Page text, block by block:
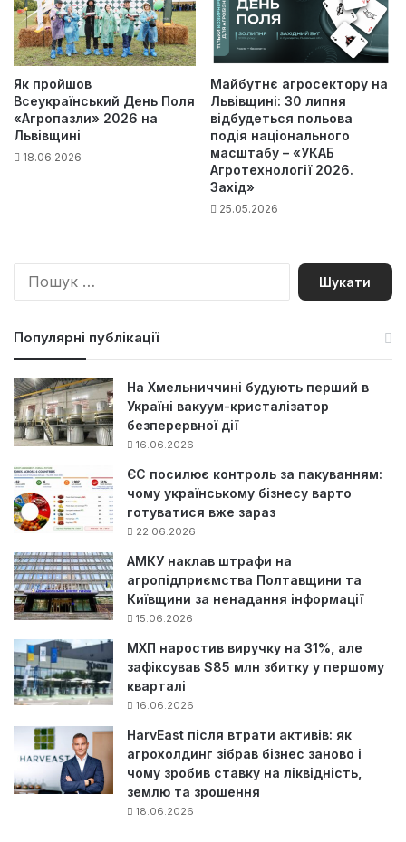
Як пройшов
Всеукраїнський День Поля
«Агропазли» 2026 на
Львівщині
18.06.2026
Майбутнє агросектору на
Львівщині: 30 липня
відбудеться польова
подія національного
масштабу – «УКАБ
Агротехнології 2026.
Захід»
25.05.2026
П
Популярні публікації
На Хмельниччині будують перший в
Україні вакуум-кристалізатор
безперервної дії
16.06.2026
ЄС посилює контроль за пакуванням:
чому українському бізнесу варто
готуватися вже зараз
22.06.2026
АМКУ наклав штрафи на
агропідприємства Полтавщини та
Київщини за ненадання інформації
15.06.2026
МХП наростив виручку на 31%, але
зафіксував $85 млн збитку у першому
кварталі
16.06.2026
HarvEast після втрати активів: як
агрохолдинг зібрав бізнес заново і
чому зробив ставку на ліквідність,
землю та зрошення
18.06.2026